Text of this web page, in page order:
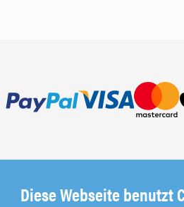
Diese Webseite benutzt